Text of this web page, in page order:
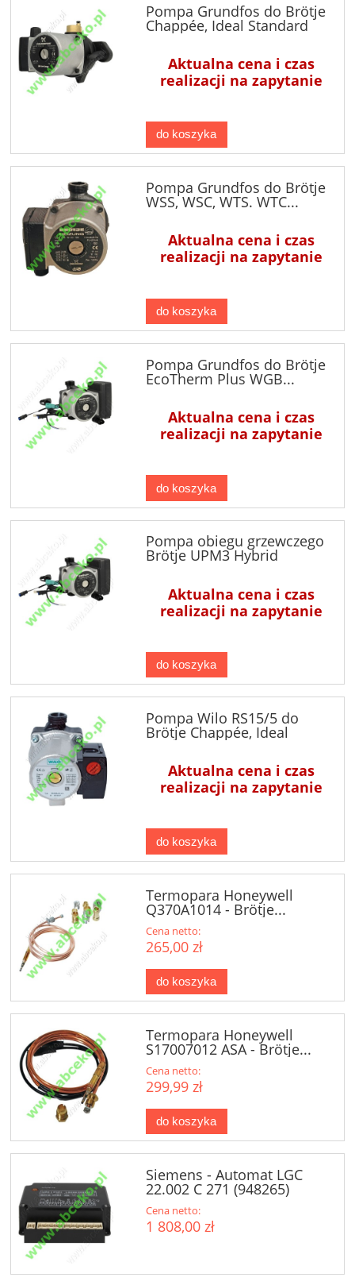
Pompa Grundfos do Brötje
Chappée, Ideal Standard
Aktualna cena i czas
realizacji na zapytanie
do koszyka
Pompa Grundfos do Brötje
WSS, WSC, WTS. WTC...
Aktualna cena i czas
realizacji na zapytanie
do koszyka
Pompa Grundfos do Brötje
EcoTherm Plus WGB...
Aktualna cena i czas
realizacji na zapytanie
do koszyka
Pompa obiegu grzewczego
Brötje UPM3 Hybrid
Aktualna cena i czas
realizacji na zapytanie
do koszyka
Pompa Wilo RS15/5 do
Brötje Chappée, Ideal
Standard
Aktualna cena i czas
realizacji na zapytanie
do koszyka
Termopara Honeywell
Q370A1014 - Brötje...
Cena netto:
265,00 zł
do koszyka
Termopara Honeywell
S17007012 ASA - Brötje...
Cena netto:
299,99 zł
do koszyka
Siemens - Automat LGC
22.002 C 271 (948265)
Cena netto:
1 808,00 zł